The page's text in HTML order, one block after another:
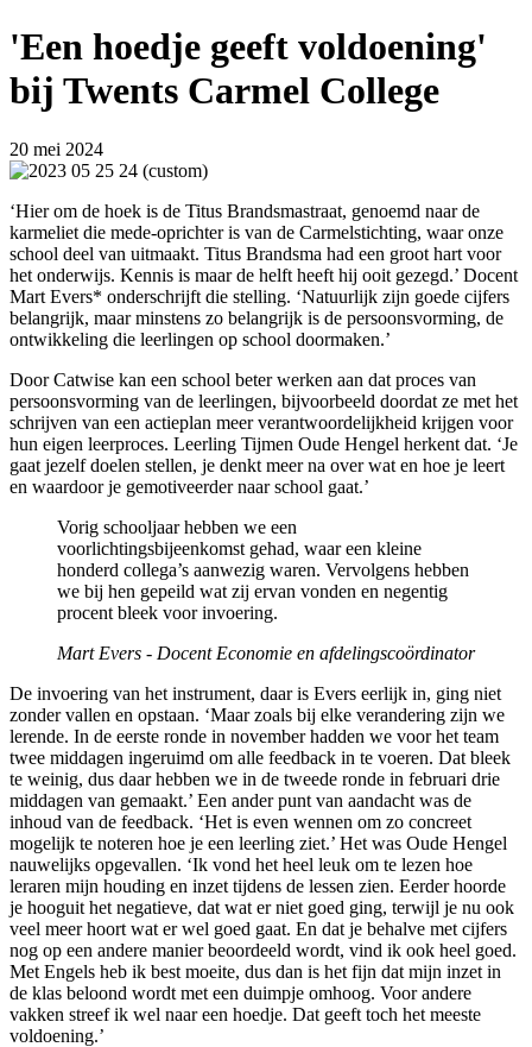
'Een hoedje geeft voldoening'
bij Twents Carmel College
20 mei 2024
‘Hier om de hoek is de Titus Brandsmastraat, genoemd naar de
karmeliet die mede-oprichter is van de Carmelstichting, waar onze
school deel van uitmaakt. Titus Brandsma had een groot hart voor
het onderwijs. Kennis is maar de helft heeft hij ooit gezegd.’ Docent
Mart Evers* onderschrijft die stelling. ‘Natuurlijk zijn goede cijfers
belangrijk, maar minstens zo belangrijk is de persoonsvorming, de
ontwikkeling die leerlingen op school doormaken.’
Door Catwise kan een school beter werken aan dat proces van
persoonsvorming van de leerlingen, bijvoorbeeld doordat ze met het
schrijven van een actieplan meer verantwoordelijkheid krijgen voor
hun eigen leerproces. Leerling Tijmen Oude Hengel herkent dat. ‘Je
gaat jezelf doelen stellen, je denkt meer na over wat en hoe je leert
en waardoor je gemotiveerder naar school gaat.’
Vorig schooljaar hebben we een
voorlichtingsbijeenkomst gehad, waar een kleine
honderd collega’s aanwezig waren. Vervolgens hebben
we bij hen gepeild wat zij ervan vonden en negentig
procent bleek voor invoering.
Mart Evers - Docent Economie en afdelingscoördinator
De invoering van het instrument, daar is Evers eerlijk in, ging niet
zonder vallen en opstaan. ‘Maar zoals bij elke verandering zijn we
lerende. In de eerste ronde in november hadden we voor het team
twee middagen ingeruimd om alle feedback in te voeren. Dat bleek
te weinig, dus daar hebben we in de tweede ronde in februari drie
middagen van gemaakt.’ Een ander punt van aandacht was de
inhoud van de feedback. ‘Het is even wennen om zo concreet
mogelijk te noteren hoe je een leerling ziet.’ Het was Oude Hengel
nauwelijks opgevallen. ‘Ik vond het heel leuk om te lezen hoe
leraren mijn houding en inzet tijdens de lessen zien. Eerder hoorde
je hooguit het negatieve, dat wat er niet goed ging, terwijl je nu ook
veel meer hoort wat er wel goed gaat. En dat je behalve met cijfers
nog op een andere manier beoordeeld wordt, vind ik ook heel goed.
Met Engels heb ik best moeite, dus dan is het fijn dat mijn inzet in
de klas beloond wordt met een duimpje omhoog. Voor andere
vakken streef ik wel naar een hoedje. Dat geeft toch het meeste
voldoening.’